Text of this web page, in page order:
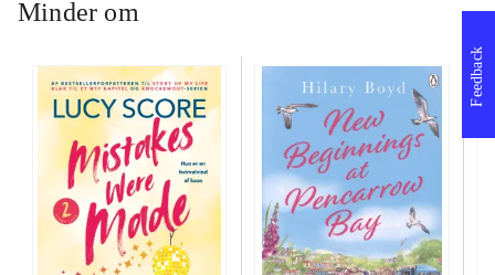
Minder om
Feedback